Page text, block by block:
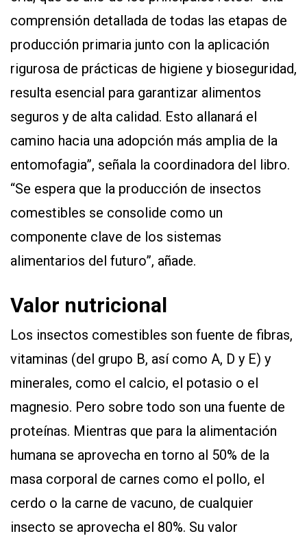
comprensión detallada de todas las etapas de
producción primaria junto con la aplicación
rigurosa de prácticas de higiene y bioseguridad,
resulta esencial para garantizar alimentos
seguros y de alta calidad. Esto allanará el
camino hacia una adopción más amplia de la
entomofagia”, señala la coordinadora del libro.
“Se espera que la producción de insectos
comestibles se consolide como un
componente clave de los sistemas
alimentarios del futuro”, añade.
Valor nutricional
Los insectos comestibles son fuente de fibras,
vitaminas (del grupo B, así como A, D y E) y
minerales, como el calcio, el potasio o el
magnesio. Pero sobre todo son una fuente de
proteínas. Mientras que para la alimentación
humana se aprovecha en torno al 50% de la
masa corporal de carnes como el pollo, el
cerdo o la carne de vacuno, de cualquier
insecto se aprovecha el 80%. Su valor